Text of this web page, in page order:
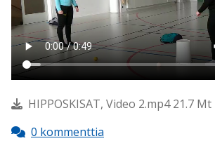
HIPPOSKISAT, Video 2.mp4 21.7 Mt
0 kommenttia